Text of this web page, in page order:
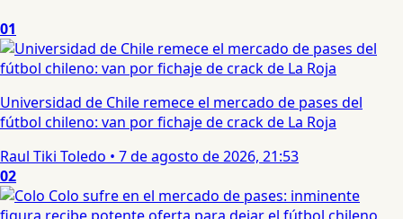
01
Universidad de Chile remece el mercado de pases del
fútbol chileno: van por fichaje de crack de La Roja
Raul Tiki Toledo • 7 de agosto de 2026, 21:53
02